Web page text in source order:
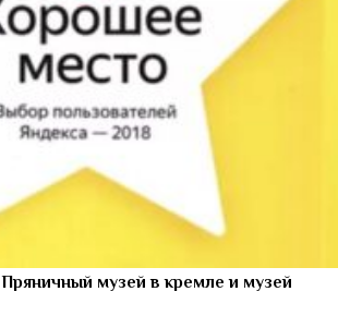
Пряничный музей в кремле и музей